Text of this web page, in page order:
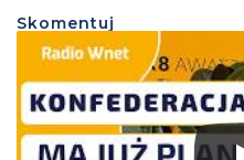
Skomentuj